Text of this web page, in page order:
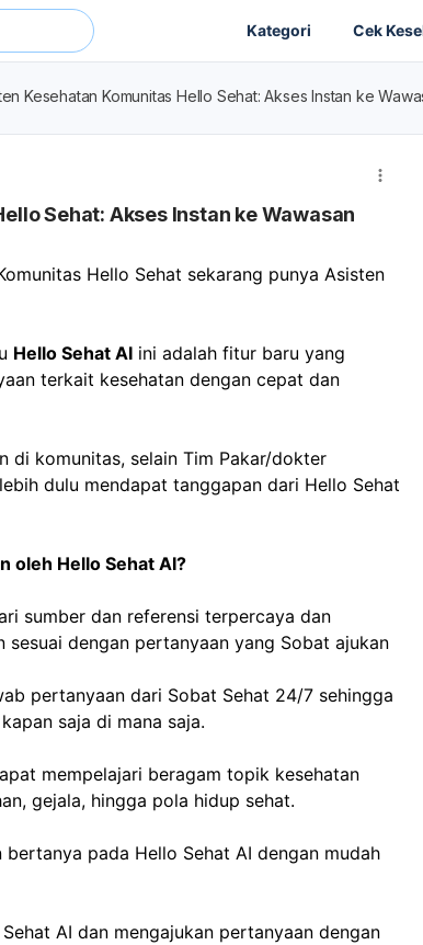
Kategori Cek
Kesehatan Komunitas Hello Sehat: Akses Instan ke
Sehat: Akses Instan ke Wawasan
Hello Sehat sekarang punya Asisten
Hello Sehat AI ini adalah fitur baru yang
terkait kesehatan dengan cepat dan
di komunitas, selain Tim Pakar/dokter
dulu mendapat tanggapan dari Hello Sehat
oleh Hello Sehat AI?
sumber dan referensi terpercaya dan
dengan pertanyaan yang Sobat ajukan
pertanyaan dari Sobat Sehat 24/7 sehingga
saja di mana saja.
mempelajari beragam topik kesehatan
gejala, hingga pola hidup sehat.
bertanya pada Hello Sehat AI dengan mudah
AI dan mengajukan pertanyaan dengan